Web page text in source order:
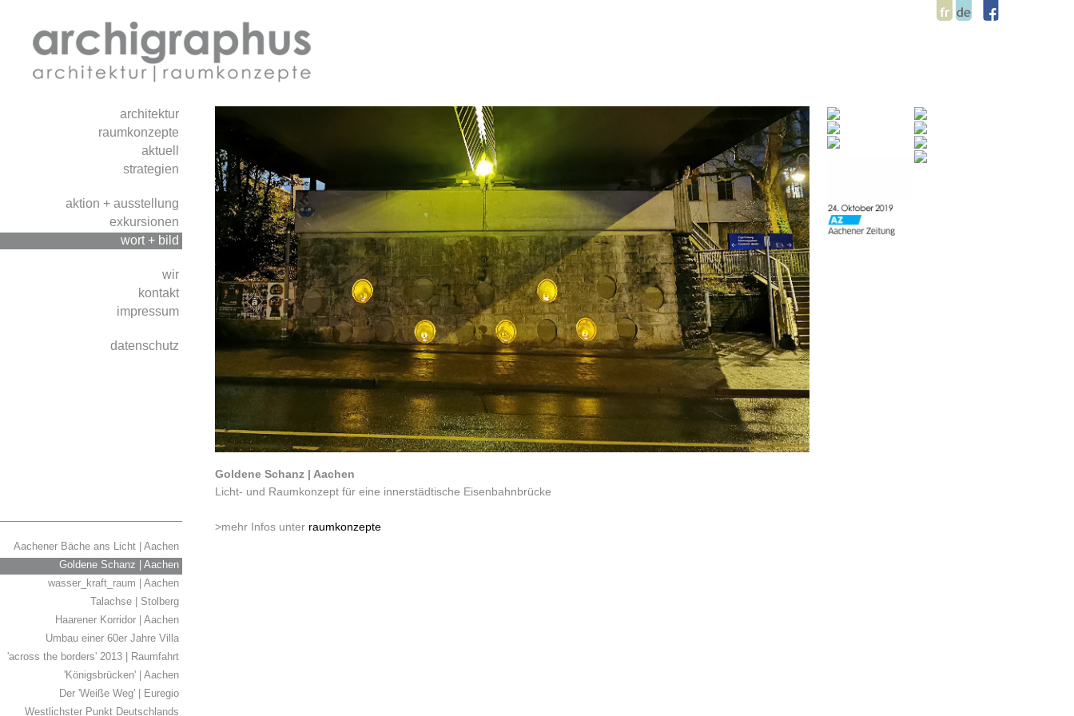
architektur
raumkonzepte
aktuell
strategien
aktion + ausstellung
exkursionen
wort + bild
wir
kontakt
impressum
datenschutz
Aachener Bäche ans Licht | Aachen
Goldene Schanz | Aachen
wasser_kraft_raum | Aachen
Talachse | Stolberg
Haarener Korridor | Aachen
Umbau einer 60er Jahre Villa
'across the borders' 2013 | Raumfahrt
'Königsbrücken' | Aachen
Der 'Weiße Weg' | Euregio
Westlichster Punkt Deutschlands
Goldene Schanz | Aachen
Licht- und Raumkonzept für eine innerstädtische Eisenbahnbrücke
>mehr Infos unter raumkonzepte